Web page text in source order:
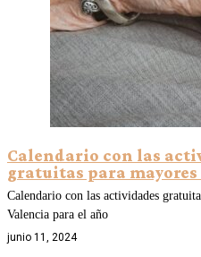
Calendario con las
gratuitas para mayores
Calendario con las actividades
Valencia para el año
junio 11, 2024